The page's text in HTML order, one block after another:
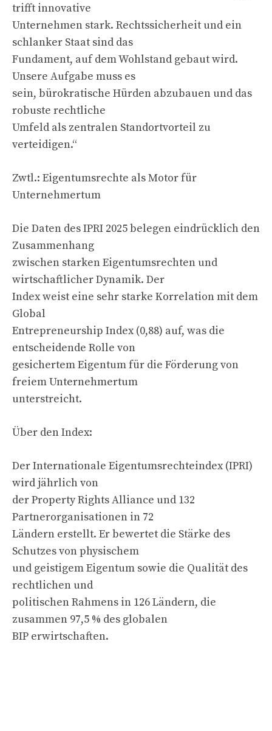
trifft innovative
Unternehmen stark. Rechtssicherheit und ein
schlanker Staat sind das
Fundament, auf dem Wohlstand gebaut wird.
Unsere Aufgabe muss es
sein, bürokratische Hürden abzubauen und das
robuste rechtliche
Umfeld als zentralen Standortvorteil zu
verteidigen.“
Zwtl.: Eigentumsrechte als Motor für
Unternehmertum
Die Daten des IPRI 2025 belegen eindrücklich den
Zusammenhang
zwischen starken Eigentumsrechten und
wirtschaftlicher Dynamik. Der
Index weist eine sehr starke Korrelation mit dem
Global
Entrepreneurship Index (0,88) auf, was die
entscheidende Rolle von
gesichertem Eigentum für die Förderung von
freiem Unternehmertum
unterstreicht.
Über den Index:
Der Internationale Eigentumsrechteindex (IPRI)
wird jährlich von
der Property Rights Alliance und 132
Partnerorganisationen in 72
Ländern erstellt. Er bewertet die Stärke des
Schutzes von physischem
und geistigem Eigentum sowie die Qualität des
rechtlichen und
politischen Rahmens in 126 Ländern, die
zusammen 97,5 % des globalen
BIP erwirtschaften.